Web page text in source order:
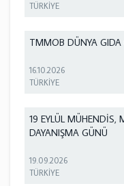
TÜRKİYE
TMMOB DÜNYA GIDA
16.10.2026
TÜRKİYE
19 EYLÜL MÜHENDİS,
DAYANIŞMA GÜNÜ
19.09.2026
TÜRKİYE